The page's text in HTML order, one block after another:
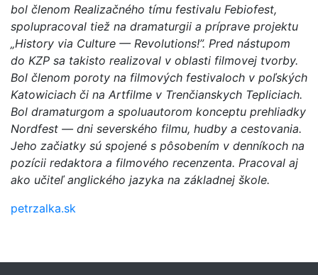
bol členom Realizačného tímu festivalu Febiofest,
spolupracoval tiež na dramaturgii a príprave projektu
„History via Culture — Revolutions!”. Pred nástupom
do KZP sa takisto realizoval v oblasti filmovej tvorby.
Bol členom poroty na filmových festivaloch v poľských
Katowiciach či na Artfilme v Trenčianskych Tepliciach.
Bol dramaturgom a spoluautorom konceptu prehliadky
Nordfest — dni severského filmu, hudby a cestovania.
Jeho začiatky sú spojené s pôsobením v denníkoch na
pozícii redaktora a filmového recenzenta. Pracoval aj
ako učiteľ anglického jazyka na základnej škole.
petrzalka.sk